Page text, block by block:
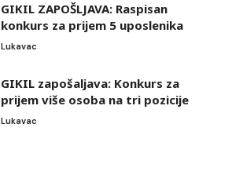
GIKIL ZAPOŠLJAVA: Raspisan
konkurs za prijem 5 uposlenika
Lukavac
GIKIL zapošaljava: Konkurs za
prijem više osoba na tri pozicije
Lukavac